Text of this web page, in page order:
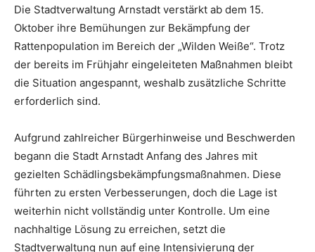
Die Stadtverwaltung Arnstadt verstärkt ab dem 15.
Oktober ihre Bemühungen zur Bekämpfung der
Rattenpopulation im Bereich der „Wilden Weiße“. Trotz
der bereits im Frühjahr eingeleiteten Maßnahmen bleibt
die Situation angespannt, weshalb zusätzliche Schritte
erforderlich sind.
Aufgrund zahlreicher Bürgerhinweise und Beschwerden
begann die Stadt Arnstadt Anfang des Jahres mit
gezielten Schädlingsbekämpfungsmaßnahmen. Diese
führten zu ersten Verbesserungen, doch die Lage ist
weiterhin nicht vollständig unter Kontrolle. Um eine
nachhaltige Lösung zu erreichen, setzt die
Stadtverwaltung nun auf eine Intensivierung der